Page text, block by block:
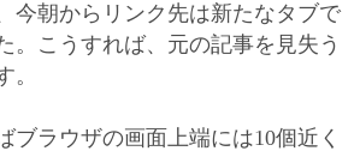
今朝からリンク先は新たなタブで
。こうすれば、元の記事を見失う
。
ブラウザの画面上端には10個近く